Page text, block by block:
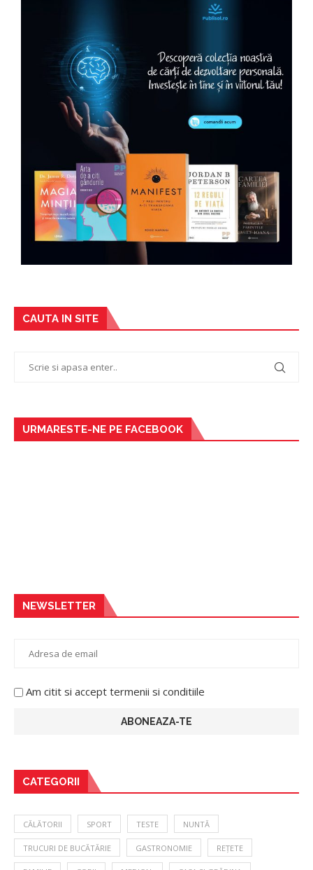
CAUTA IN SITE
URMARESTE-NE PE FACEBOOK
NEWSLETTER
Am citit si accept termenii si conditiile
CATEGORII
CĂLĂTORII SPORT TESTE NUNTĂ
TRUCURI DE BUCĂTĂRIE GASTRONOMIE REȚETE